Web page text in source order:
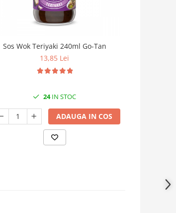
Sos Wok Teriyaki 240ml Go-Tan
13,85 Lei
24IN STOC
ADAUGA IN COS